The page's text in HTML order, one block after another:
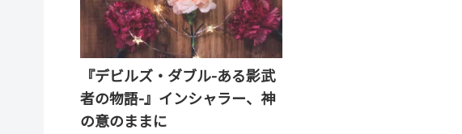
『デビルズ・ダブル-ある影武
者の物語-』インシャラー、神
の意のままに